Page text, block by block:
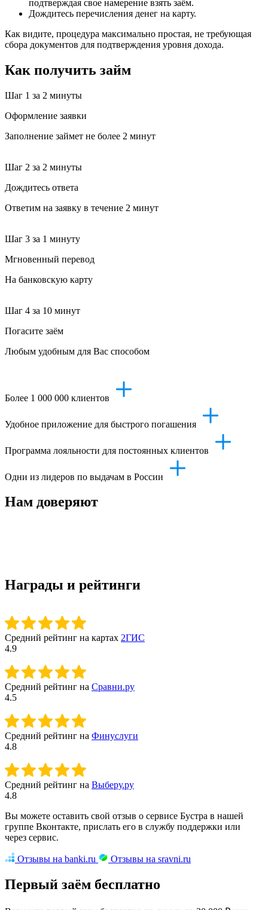
подтверждая свое намерение взять заём.
Дождитесь перечисления денег на карту.
Как видите, процедура максимально простая, не требующая
сбора документов для подтверждения уровня дохода.
Как получить займ
Шаг 1 за 2 минуты
Оформление заявки
Заполнение займет не более 2 минут
Шаг 2 за 2 минуты
Дождитесь ответа
Ответим на заявку в течение 2 минут
Шаг 3 за 1 минуту
Мгновенный перевод
На банковскую карту
Шаг 4 за 10 минут
Погасите заём
Любым удобным для Вас способом
Более 1 000 000 клиентов
Удобное приложение для быстрого погашения
Программа лояльности для постоянных клиентов
Одни из лидеров по выдачам в России
Нам доверяют
Награды и рейтинги
Средний рейтинг на картах 2ГИС
4.9
Средний рейтинг на Сравни.ру
4.5
Средний рейтинг на Финуслуги
4.8
Средний рейтинг на Выберу.ру
4.8
Вы можете оставить свой отзыв о сервисе Бустра в нашей
группе Вконтакте, прислать его в службу поддержки или
через сервис.
Отзывы на banki.ru Отзывы на sravni.ru
Первый заём бесплатно